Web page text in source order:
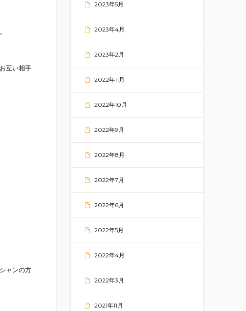
互い相手
ャンの方
2023年5月
2023年4月
2023年2月
2022年11月
2022年10月
2022年9月
2022年8月
2022年7月
2022年6月
2022年5月
2022年4月
2022年3月
2021年11月